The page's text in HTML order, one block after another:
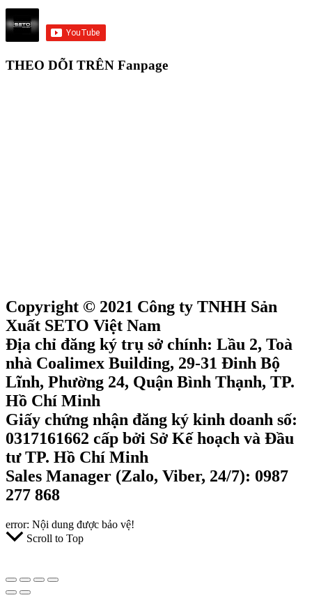
THEO DÕI TRÊN Fanpage
Copyright © 2021 Công ty TNHH Sản
Xuất SETO Việt Nam
Địa chỉ đăng ký trụ sở chính: Lầu 2, Toà
nhà Coalimex Building, 29-31 Đinh Bộ
Lĩnh, Phường 24, Quận Bình Thạnh, TP.
Hồ Chí Minh
Giấy chứng nhận đăng ký kinh doanh số:
0317161662 cấp bởi Sở Kế hoạch và Đầu
tư TP. Hồ Chí Minh
Sales Manager (Zalo, Viber, 24/7): 0987
277 868
error: Nội dung được bảo vệ!
Scroll to Top